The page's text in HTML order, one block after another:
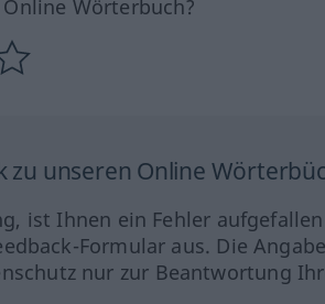
Wörterbuch?
zu unseren Online
ist Ihnen ein Fehler
Formular aus. Die
nur zur Beantwortung